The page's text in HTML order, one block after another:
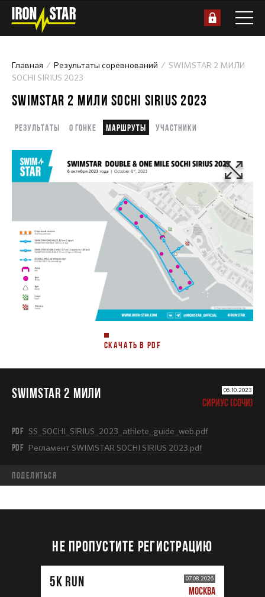
Главная Результаты соревнований
SWIMSTAR 2 МИЛИ
SOCHI SIRIUS 2023
SWIMSTAR 2 МИЛИ SOCHI SIRIUS 2023
Результаты О гонке Маршруты Участники
СКАЧАТЬ В PDF
SWIMSTAR 2 МИЛИ 06.10.2023
СИРИУС (СОЧИ)
PDF SS_SOCHI_SIRIUS_2023_athlete_guide_web.pdf
PDF Регламент SWIMSTAR SOCHI SIRIUS 2023.pdf
Поделиться
НЕ ПРОПУСТИТЕ РЕГИСТРАЦИЮ
5К RUN 07.08.2026
МОСКВА